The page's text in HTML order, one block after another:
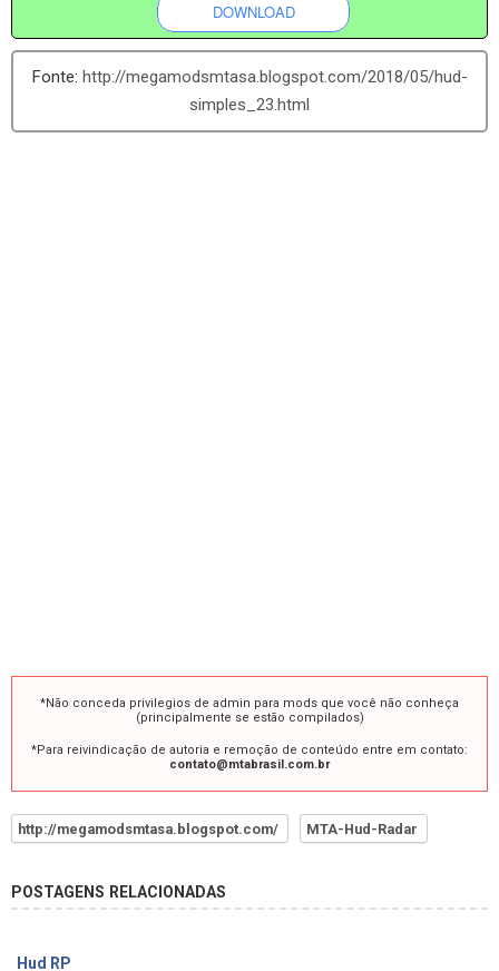
DOWNLOAD
http://megamodsmtasa.blogspot.com/2018/05/hud-
simples_23.html
*Não conceda privilegios de admin para mods que você não conheça
(principalmente se estão compilados)
*Para reivindicação de autoria e remoção de conteúdo entre em contato:
contato@mtabrasil.com.br
http://megamodsmtasa.blogspot.com/ MTA-Hud-Radar
POSTAGENS RELACIONADAS
Hud RP